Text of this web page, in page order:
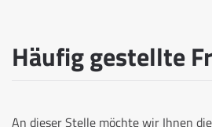
Häufig gestellte
An dieser Stelle möchte wir Ihnen